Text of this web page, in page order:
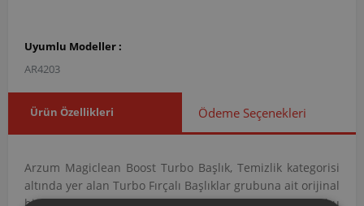
Uyumlu Modeller :
AR4203
Ürün Özellikleri Ödeme Seçenekleri
Arzum Magiclean Boost Turbo Başlık, Temizlik kategorisi
altında yer alan Turbo Fırçalı Başlıklar grubuna ait orijinal